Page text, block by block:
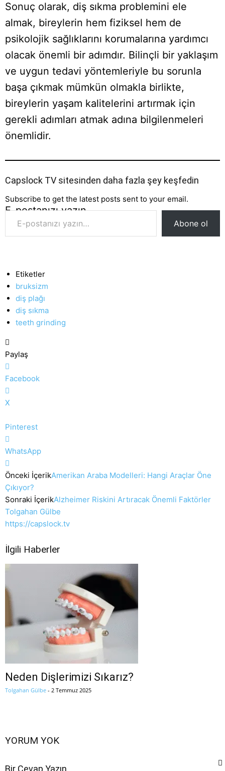
Sonuç olarak, diş sıkma problemini ele
almak, bireylerin hem fiziksel hem de
psikolojik sağlıklarını korumalarına yardımcı
olacak önemli bir adımdır. Bilinçli bir yaklaşım
ve uygun tedavi yöntemleriyle bu sorunla
başa çıkmak mümkün olmakla birlikte,
bireylerin yaşam kalitelerini artırmak için
gerekli adımları atmak adına bilgilenmeleri
önemlidir.
Capslock TV sitesinden daha fazla şey keşfedin
Subscribe to get the latest posts sent to your email.
E-postanızı yazın…
Abone ol
Etiketler
bruksizm
diş plağı
diş sıkma
teeth grinding
Paylaş
Facebook
X
Pinterest
WhatsApp
Önceki İçerikAmerikan Araba Modelleri: Hangi Araçlar Öne
Çıkıyor?
Sonraki İçerikAlzheimer Riskini Artıracak Önemli Faktörler
Tolgahan Gülbe
https://capslock.tv
İlgili Haberler
Neden Dişlerimizi Sıkarız?
Tolgahan Gülbe - 2 Temmuz 2025
YORUM YOK
Bir Cevap Yazın